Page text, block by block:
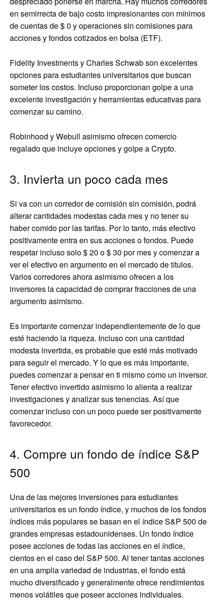
en semirrecta de bajo costo impresionantes con mínimos
de cuentas de $ 0 y operaciones sin comisiones para
acciones y fondos cotizados en bolsa (ETF).
Fidelity Investments y Charles Schwab son excelentes
opciones para estudiantes universitarios que buscan
someter los costos. Incluso proporcionan golpe a una
excelente investigación y herramientas educativas para
comenzar su camino.
Robinhood y Webull asimismo ofrecen comercio
regalado que incluye opciones y golpe a Crypto.
3. Invierta un poco cada mes
Si va con un corredor de comisión sin comisión, podrá
alterar cantidades modestas cada mes y no tener su
haber comido por las tarifas. Por lo tanto, más efectivo
positivamente entra en sus acciones o fondos. Puede
respetar incluso solo $ 20 o $ 30 por mes y comenzar a
ver el efectivo en argumento en el mercado de títulos.
Varios corredores ahora asimismo ofrecen a los
inversores la capacidad de comprar fracciones de una
argumento asimismo.
Es importante comenzar independientemente de lo que
esté haciendo la riqueza. Incluso con una cantidad
modesta invertida, es probable que esté más motivado
para seguir el mercado. Y lo que es más importante,
puedes comenzar a pensar en ti mismo como un inversor.
Tener efectivo invertido asimismo lo alienta a realizar
investigaciones y analizar sus tenencias. Así que
comenzar incluso con un poco puede ser positivamente
favorecedor.
4. Compre un fondo de índice S&P
500
Una de las mejores inversiones para estudiantes
universitarios es un fondo índice, y muchos de los fondos
índices más populares se basan en el índice S&P 500 de
grandes empresas estadounidenses. Un fondo índice
posee acciones de todas las acciones en el índice,
cientos en el caso del S&P 500. Al tener tantas acciones
en una amplia variedad de industrias, el fondo está
mucho diversificado y generalmente ofrece rendimientos
menos volátiles que poseer acciones individuales.